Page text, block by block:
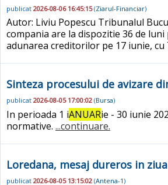
publicat 2026-08-06 16:45:15(Ziarul-Financiar)
Autor: Liviu Popescu Tribunalul
compania are la dispozitie 36 de
adunarea creditorilor pe 17 iunie, cu
Sinteza procesului de avizare
publicat 2026-08-05 17:00:02 (Bursa)
In perioada 1 iANUARie - 30 iunie
normative. ...continuare.
Loredana, mesaj dureros in
publicat 2026-08-05 13:15:02 (Antena-1)